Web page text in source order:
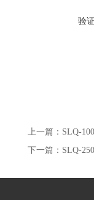
验
上一篇： SLQ-
下一篇： SLQ-